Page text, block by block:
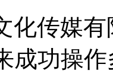
化传媒
成功操